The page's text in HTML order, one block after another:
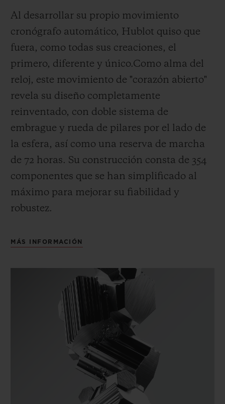
Al desarrollar su propio movimiento
cronógrafo automático, Hublot quiso que
fuera, como todas sus creaciones, el
primero, diferente y único.Como alma del
reloj, este movimiento de "corazón abierto"
revela su diseño completamente
reinventado, con doble sistema de
embrague y rueda de pilares por el lado de
la esfera, así como una reserva de marcha
de 72 horas. Su construcción consta de 354
componentes que se han simplificado al
máximo para mejorar su fiabilidad y
robustez.
MÁS INFORMACIÓN